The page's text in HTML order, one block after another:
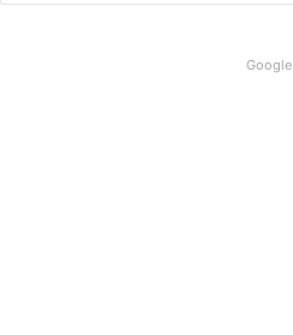
Google